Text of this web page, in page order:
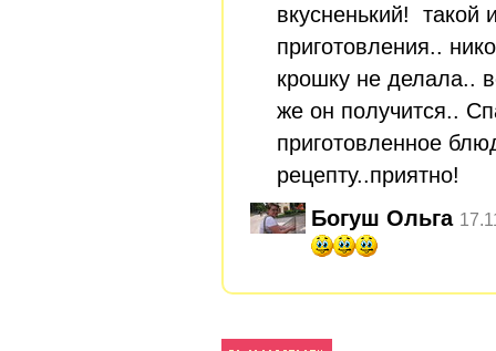
вкусненький! такой
приготовления..
крошку не делала..
же он получится..
приготовленное
рецепту..приятно!
Богуш Ольга